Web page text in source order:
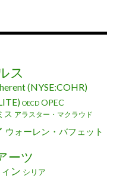
ス
(NYSE:COHR)
OECD OPEC
ス アラスター・マクラウド
ウォーレン・バフェット
ーツ
ン シリア